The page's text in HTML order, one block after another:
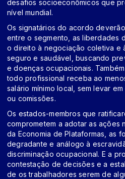
desafios socioeconômicos que
nível mundial.
Os signatários do acordo
entre o segmento, as liberdades
o direito à negociação coletiva e
seguro e saudável, buscando
e doenças ocupacionais.
todo profissional receba ao
salário mínimo local, sem levar
ou comissões.
Os estados-membros que
comprometem a adotar as ações
da Economia de Plataformas, as
degradante e análogo à
discriminação ocupacional. E a
contestação de decisões e a
de os trabalhadores serem de